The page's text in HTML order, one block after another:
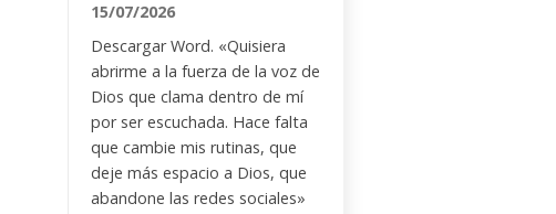
15/07/2026
Descargar Word. «Quisiera
abrirme a la fuerza de la voz de
Dios que clama dentro de mí
por ser escuchada. Hace falta
que cambie mis rutinas, que
deje más espacio a Dios, que
abandone las redes sociales»